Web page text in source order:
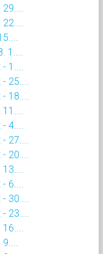
1....
1....
25....
18....
4....
27....
20....
6....
30....
23....